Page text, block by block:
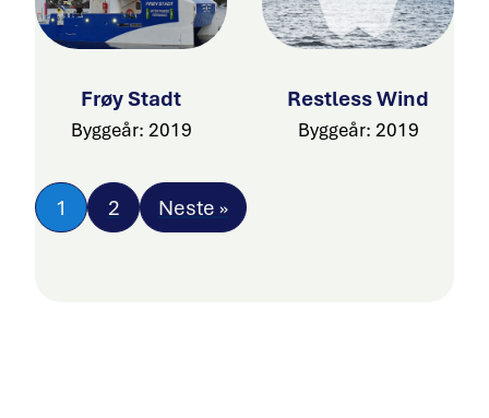
Frøy Stadt
Byggeår: 2019
Restless Wind
Byggeår: 2019
1 2 Neste »